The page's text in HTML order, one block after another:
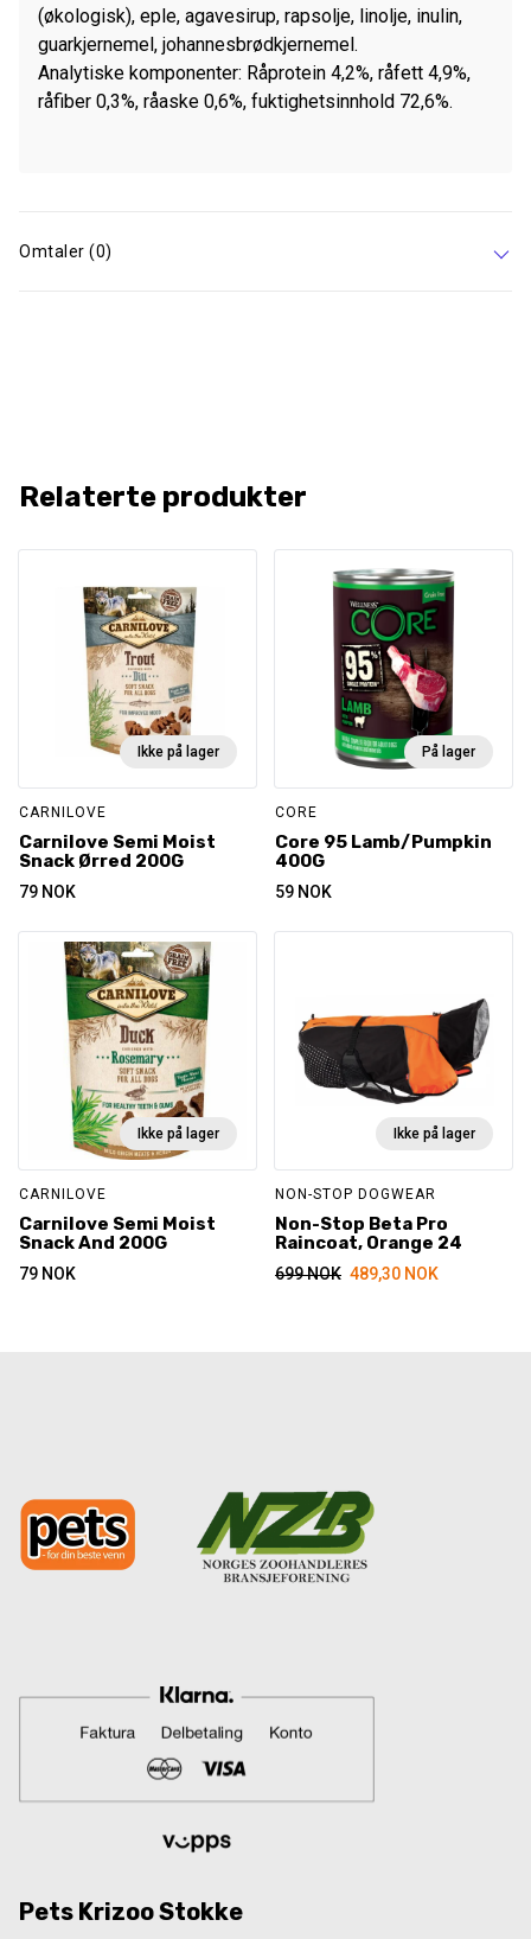
(økologisk), eple, agavesirup, rapsolje, linolje, inulin,
guarkjernemel, johannesbrødkjernemel.
Analytiske komponenter: Råprotein 4,2%, råfett 4,9%,
råfiber 0,3%, råaske 0,6%, fuktighetsinnhold 72,6%.
Omtaler (0)
Relaterte produkter
Ikke på lager
CARNILOVE
Carnilove Semi Moist
Snack Ørred 200G
79 NOK
På lager
CORE
Core 95 Lamb/Pumpkin
400G
59 NOK
Ikke på lager
CARNILOVE
Carnilove Semi Moist
Snack And 200G
79 NOK
Ikke på lager
NON-STOP DOGWEAR
Non-Stop Beta Pro
Raincoat, Orange 24
699NOK 489,30 NOK
Pets Krizoo Stokke